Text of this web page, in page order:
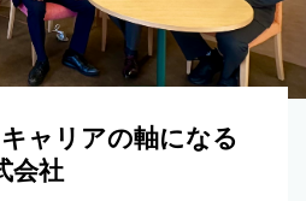
キャリアの軸になる
会社